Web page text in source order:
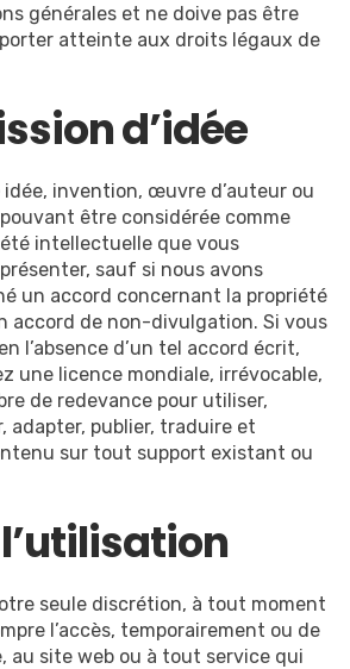
générales et ne doive pas être
atteinte aux droits légaux de
d’idée
idée, invention, œuvre d’auteur ou
être considérée comme
intellectuelle que vous
sauf si nous avons
un accord concernant la propriété
accord de non-divulgation. Si vous
l’absence d’un tel accord écrit,
une licence mondiale, irrévocable,
de redevance pour utiliser,
adapter, publier, traduire et
sur tout support existant ou
l’utilisation
seule discrétion, à tout moment
l’accès, temporairement ou de
au site web ou à tout service qui